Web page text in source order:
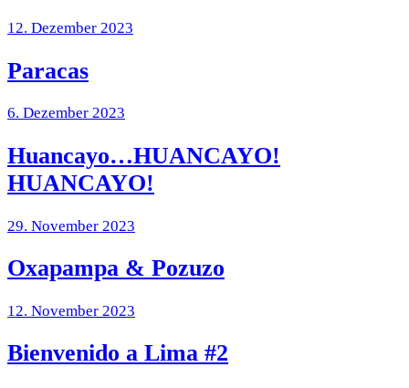
12. Dezember 2023
Paracas
6. Dezember 2023
Huancayo…HUANCAYO!
HUANCAYO!
29. November 2023
Oxapampa & Pozuzo
12. November 2023
Bienvenido a Lima #2